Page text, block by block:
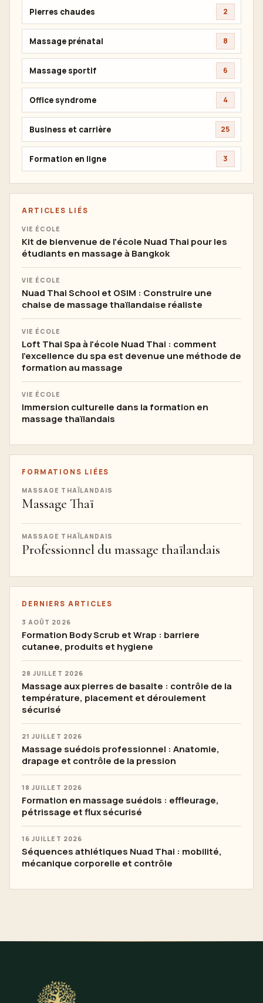
Pierres chaudes 2
Massage prénatal 8
Massage sportif 6
Office syndrome 4
Business et carrière 25
Formation en ligne 3
ARTICLES LIÉS
VIE ÉCOLE
Kit de bienvenue de l'école Nuad Thai pour les
étudiants en massage à Bangkok
VIE ÉCOLE
Nuad Thai School et OSIM : Construire une
chaise de massage thaïlandaise réaliste
VIE ÉCOLE
Loft Thai Spa à l'école Nuad Thai : comment
l'excellence du spa est devenue une méthode de
formation au massage
VIE ÉCOLE
Immersion culturelle dans la formation en
massage thaïlandais
FORMATIONS LIÉES
MASSAGE THAÏLANDAIS
Massage Thaï
MASSAGE THAÏLANDAIS
Professionnel du massage thaïlandais
DERNIERS ARTICLES
3 AOÛT 2026
Formation Body Scrub et Wrap : barriere
cutanee, produits et hygiene
28 JUILLET 2026
Massage aux pierres de basalte : contrôle de la
température, placement et déroulement
sécurisé
21 JUILLET 2026
Massage suédois professionnel : Anatomie,
drapage et contrôle de la pression
18 JUILLET 2026
Formation en massage suédois : effleurage,
pétrissage et flux sécurisé
16 JUILLET 2026
Séquences athlétiques Nuad Thai : mobilité,
mécanique corporelle et contrôle